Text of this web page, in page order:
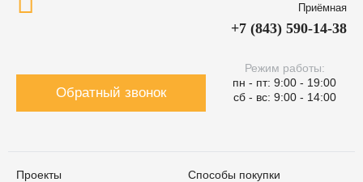
Приёмная
+7 (843) 590-14-38
Обратный звонок
Режим работы:
пн - пт: 9:00 - 19:00
сб - вс: 9:00 - 14:00
Проекты Способы покупки